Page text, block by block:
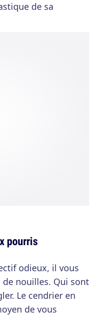
de sa
pourris
odieux, il vous
nouilles. Qui sont
Le cendrier en
de vous